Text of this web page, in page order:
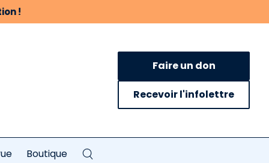
!
Faire un don
Recevoir l'infolettre
Boutique